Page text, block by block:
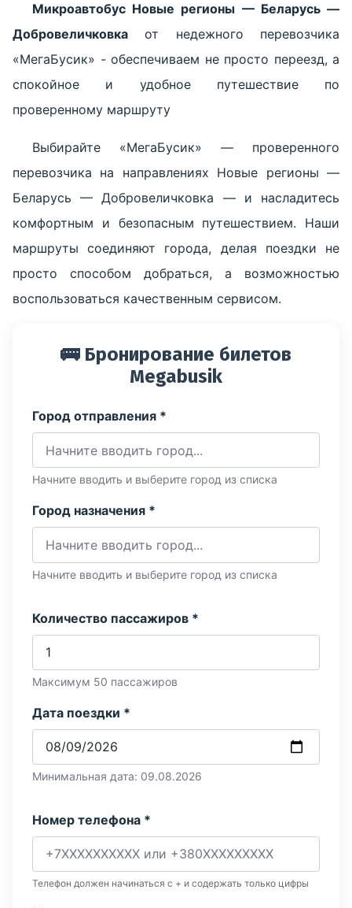
Микроавтобус Новые регионы — Беларусь —
Добровеличковка от недежного перевозчика
«МегаБусик» - обеспечиваем не просто переезд, а
спокойное и удобное путешествие по
проверенному маршруту
Выбирайте «МегаБусик» — проверенного
перевозчика на направлениях Новые регионы —
Беларусь — Добровеличковка — и насладитесь
комфортным и безопасным путешествием. Наши
маршруты соединяют города, делая поездки не
просто способом добраться, а возможностью
воспользоваться качественным сервисом.
🚌 Бронирование билетов
Megabusik
Город отправления *
Начните вводить и выберите город из списка
Город назначения *
Начните вводить и выберите город из списка
Количество пассажиров *
Максимум 50 пассажиров
Дата поездки *
Минимальная дата: 09.08.2026
Номер телефона *
Телефон должен начинаться с + и содержать только цифры